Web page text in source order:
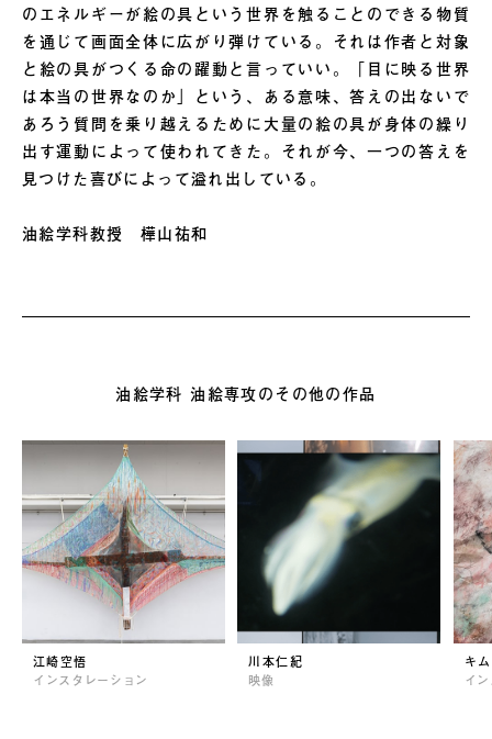
のエネルギーが絵の具という世界を触ることのできる物質
を通じて画面全体に広がり弾けている。それは作者と対象
と絵の具がつくる命の躍動と言っていい。「目に映る世界
は本当の世界なのか」という、ある意味、答えの出ないで
あろう質問を乗り越えるために大量の絵の具が身体の繰り
出す運動によって使われてきた。それが今、一つの答えを
見つけた喜びによって溢れ出している。
油絵学科教授 樺山祐和
油絵学科 油絵専攻のその他の作品
江崎空悟
インスタレーション
川本仁紀
映像
キ
イ